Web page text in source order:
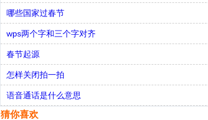
哪些国家过春节
wps两个字和三个字对齐
春节起源
怎样关闭拍一拍
语音通话是什么意思
猜你喜欢